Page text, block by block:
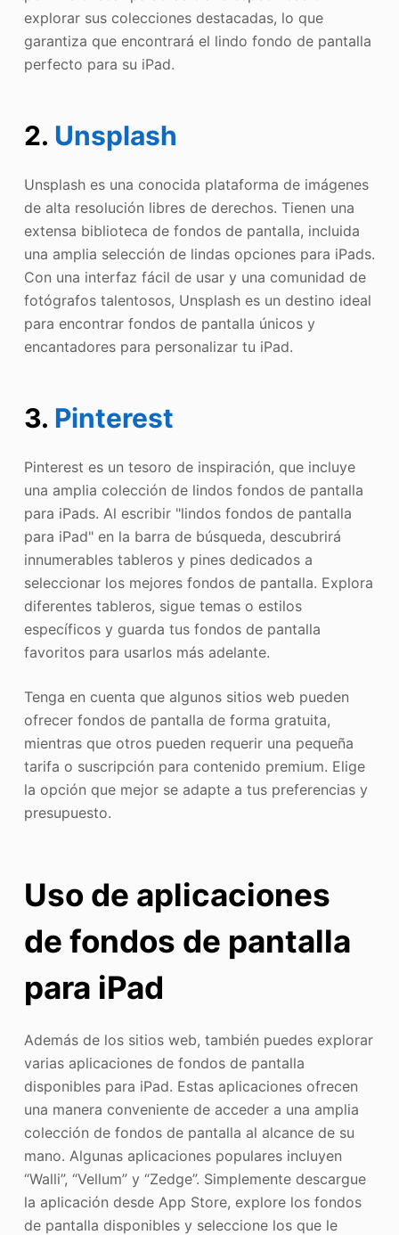
explorar sus colecciones destacadas, lo que
garantiza que encontrará el lindo fondo de pantalla
perfecto para su iPad.
2. Unsplash
Unsplash es una conocida plataforma de imágenes
de alta resolución libres de derechos. Tienen una
extensa biblioteca de fondos de pantalla, incluida
una amplia selección de lindas opciones para iPads.
Con una interfaz fácil de usar y una comunidad de
fotógrafos talentosos, Unsplash es un destino ideal
para encontrar fondos de pantalla únicos y
encantadores para personalizar tu iPad.
3. Pinterest
Pinterest es un tesoro de inspiración, que incluye
una amplia colección de lindos fondos de pantalla
para iPads. Al escribir "lindos fondos de pantalla
para iPad" en la barra de búsqueda, descubrirá
innumerables tableros y pines dedicados a
seleccionar los mejores fondos de pantalla. Explora
diferentes tableros, sigue temas o estilos
específicos y guarda tus fondos de pantalla
favoritos para usarlos más adelante.
Tenga en cuenta que algunos sitios web pueden
ofrecer fondos de pantalla de forma gratuita,
mientras que otros pueden requerir una pequeña
tarifa o suscripción para contenido premium. Elige
la opción que mejor se adapte a tus preferencias y
presupuesto.
Uso de aplicaciones
de fondos de pantalla
para iPad
Además de los sitios web, también puedes explorar
varias aplicaciones de fondos de pantalla
disponibles para iPad. Estas aplicaciones ofrecen
una manera conveniente de acceder a una amplia
colección de fondos de pantalla al alcance de su
mano. Algunas aplicaciones populares incluyen
“Walli”, “Vellum” y “Zedge”. Simplemente descargue
la aplicación desde App Store, explore los fondos
de pantalla disponibles y seleccione los que le